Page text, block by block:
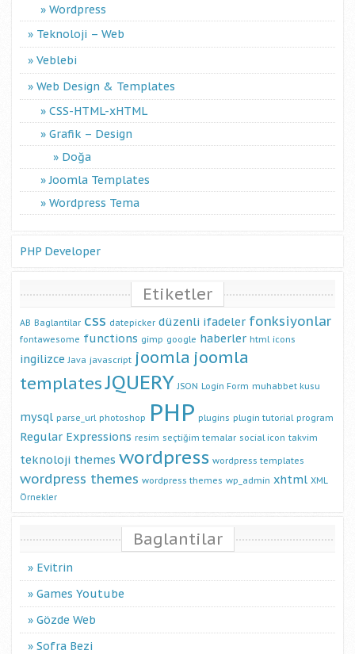
Wordpress
Teknoloji – Web
Veblebi
Web Design & Templates
CSS-HTML-xHTML
Grafik – Design
Doğa
Joomla Templates
Wordpress Tema
PHP Developer
Etiketler
AB Baglantilar css datepicker düzenli ifadeler fonksiyonlar
fontawesome functions gimp google haberler html icons
ingilizce Java javascript joomla joomla
templatesJQUERY JSON Login Form muhabbet kusu
mysql parse_url photoshop PHP plugins plugin tutorial program
Regular Expressions resim seçtiğim temalar social icon takvim
teknoloji themes wordpress wordpress templates
wordpress themes wordpress themes wp_admin xhtml XML
Örnekler
Baglantilar
Evitrin
Games Youtube
Gözde Web
Sofra Bezi